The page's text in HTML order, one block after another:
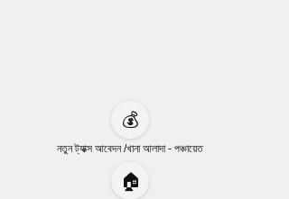
💰
নতুন ট্যাক্স আবেদন /খানা আলাদা - পঞ্চায়েত
🏠